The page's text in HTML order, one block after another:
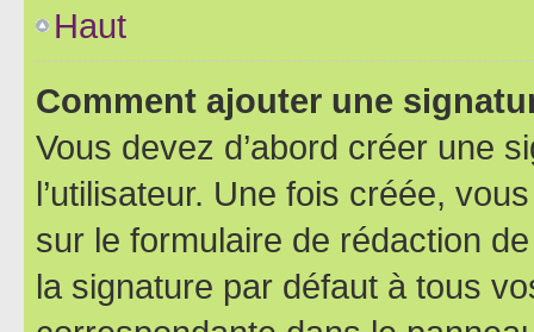
Haut
Comment ajouter une
Vous devez d’abord créer une
l’utilisateur. Une fois créée,
sur le formulaire de rédaction
la signature par défaut à tous